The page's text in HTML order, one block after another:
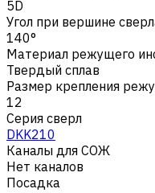
5D
Угол при вершине
140°
Материал режущего
Твердый сплав
Размер крепления
12
Серия сверл
DKK210
Каналы для СОЖ
Нет каналов
Посадка